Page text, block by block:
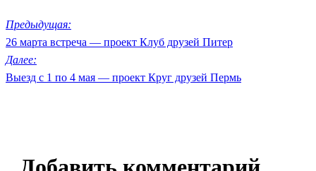
Предыдущая:
26 марта встреча — проект Клуб друзей Питер
Далее:
Выезд с 1 по 4 мая — проект Круг друзей Пермь